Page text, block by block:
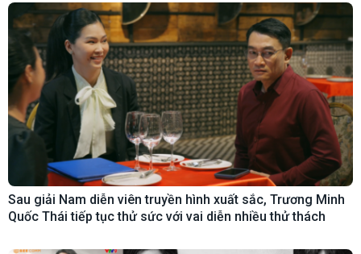
Sau giải Nam diễn viên truyền hình xuất sắc, Trương Minh
Quốc Thái tiếp tục thử sức với vai diễn nhiều thử thách